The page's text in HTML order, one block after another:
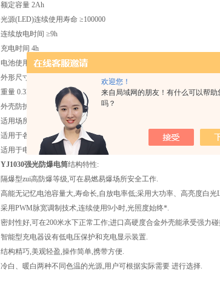
欢迎您！
来自局域网的朋友！有什么可以帮助
吗？
额定容量 2Ah
光源(LED)连续使用寿命 ≥100000
连续放电时间 ≥9h
充电时间 4h
电池使用寿命 约1000(循环)
外形尺寸 φ40×208mm
重量 0.3kg
外壳防护等级 IP68(200米)
适用场所:
适用于各种易燃易爆场所及水下作业移动照明.
适用于电力、冶金、石油、石化、消防及各工矿企业等作户内外移动
YJ1030强光防爆电筒结构特性:
隔爆型zui高防爆等级,可在易燃易爆场所安全工作.
高能无记忆电池容量大,寿命长,自放电率低;采用大功率、高亮度白
采用PWM脉宽调制技术,连续使用9小时,光照度始终*.
密封性好,可在200米水下正常工作;进口高硬度合金外壳能承受强力
智能型充电器设有低电压保护和充电显示装置.
结构精巧,美观轻盈,操作简单,携带方便.
冷白、暖白两种不同色温的光源,用户可根据实际需要 进行选择.